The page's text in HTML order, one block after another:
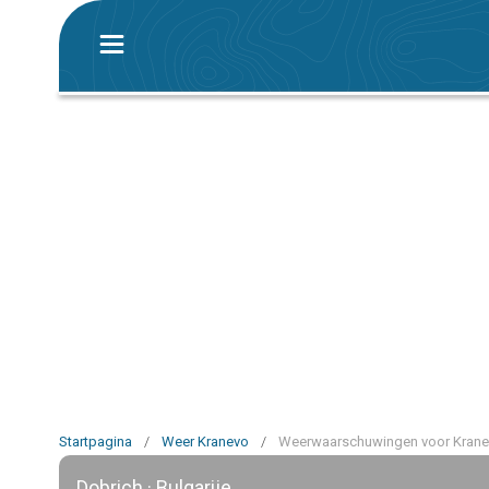
Startpagina / Weer Kranevo / Weerwaarschuwingen voor